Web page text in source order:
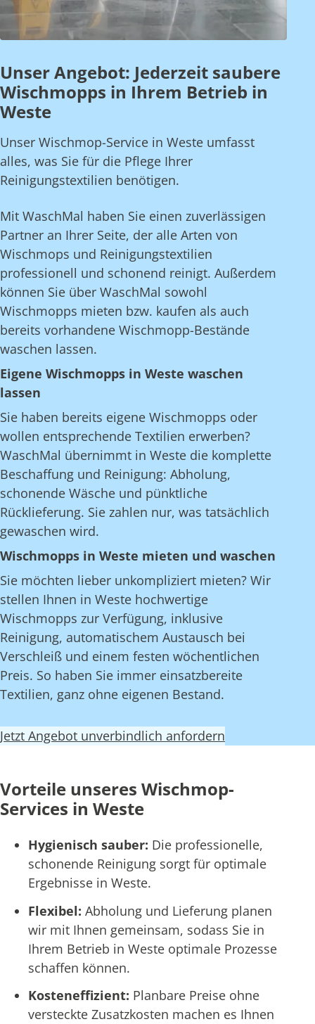
Unser Angebot: Jederzeit saubere
Wischmopps in Ihrem Betrieb in
Weste
Unser Wischmop-Service in Weste umfasst
alles, was Sie für die Pflege Ihrer
Reinigungstextilien benötigen.
Mit WaschMal haben Sie einen zuverlässigen
Partner an Ihrer Seite, der alle Arten von
Wischmops und Reinigungstextilien
professionell und schonend reinigt. Außerdem
können Sie über WaschMal sowohl
Wischmopps mieten bzw. kaufen als auch
bereits vorhandene Wischmopp-Bestände
waschen lassen.
Eigene Wischmopps in Weste waschen
lassen
Sie haben bereits eigene Wischmopps oder
wollen entsprechende Textilien erwerben?
WaschMal übernimmt in Weste die komplette
Beschaffung und Reinigung: Abholung,
schonende Wäsche und pünktliche
Rücklieferung. Sie zahlen nur, was tatsächlich
gewaschen wird.
Wischmopps in Weste mieten und waschen
Sie möchten lieber unkompliziert mieten? Wir
stellen Ihnen in Weste hochwertige
Wischmopps zur Verfügung, inklusive
Reinigung, automatischem Austausch bei
Verschleiß und einem festen wöchentlichen
Preis. So haben Sie immer einsatzbereite
Textilien, ganz ohne eigenen Bestand.
Jetzt Angebot unverbindlich anfordern
Vorteile unseres Wischmop-
Services in Weste
Hygienisch sauber: Die professionelle,
schonende Reinigung sorgt für optimale
Ergebnisse in Weste.
Flexibel: Abholung und Lieferung planen
wir mit Ihnen gemeinsam, sodass Sie in
Ihrem Betrieb in Weste optimale Prozesse
schaffen können.
Kosteneffizient: Planbare Preise ohne
versteckte Zusatzkosten machen es Ihnen